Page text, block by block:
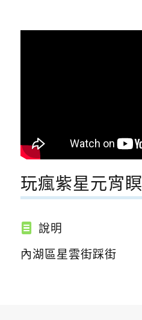
玩瘋紫星元宵瞑
說明
內湖區星雲街踩街